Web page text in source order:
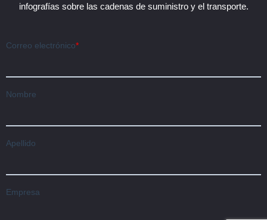
infografías sobre las cadenas de suministro y el transporte.